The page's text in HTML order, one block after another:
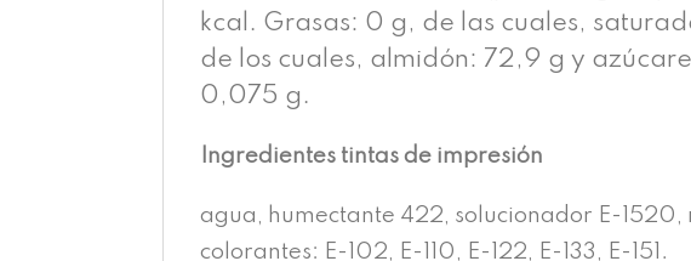
kcal. Grasas: 0 g, de las cuales,
de los cuales, almidón: 72,9 g y
0,075 g.
Ingredientes tintas de impresión
agua, humectante 422, solucionador E-
colorantes: E-102, E-110, E-122, E-133, E-151.